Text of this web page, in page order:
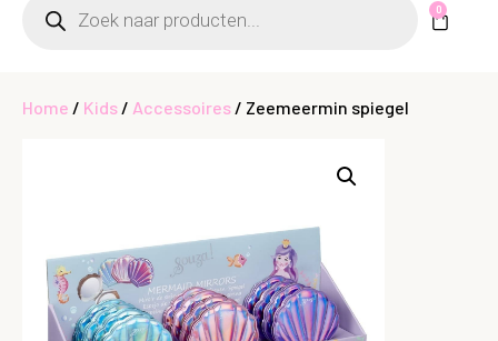
0
Home / Kids / Accessoires / Zeemeermin spiegel